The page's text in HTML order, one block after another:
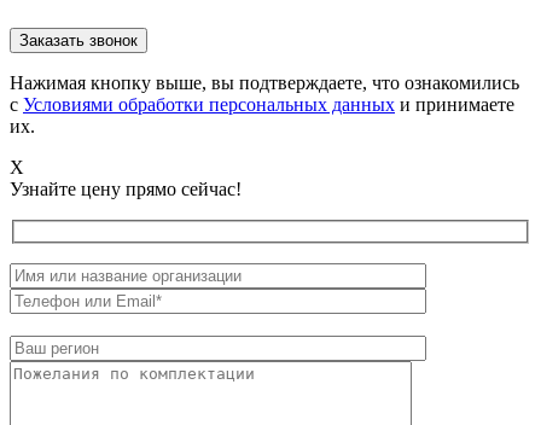
Нажимая кнопку выше, вы подтверждаете, что ознакомились
с Условиями обработки персональных данных и принимаете
их.
X
Узнайте цену прямо сейчас!